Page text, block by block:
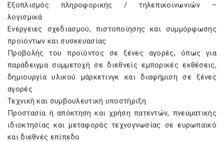
Εξοπλισμός πληροφορικής / τηλεπικοινωνιών –
λογισμικά
Ενέργειες σχεδιασμού, πιστοποίησης και συμμόρφωσης
προϊόντων και συσκευασίας
Προβολής του προϊόντος σε ξένες αγορές, όπως για
παράδειγμα συμμετοχή σε διεθνείς εμπορικές εκθέσεις,
δημιουργία υλικού μάρκετινγκ και διαφήμιση σε ξένες
αγορές
Τεχνική και συμβουλευτική υποστήριξη
Προστασία ή απόκτηση και χρήση πατεντών, πνευματικής
ιδιοκτησίας και μεταφοράς τεχνογνωσίας σε ευρωπαϊκό
και διεθνές επίπεδο